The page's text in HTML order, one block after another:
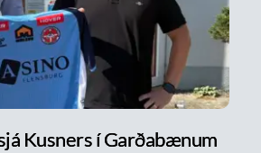
Kusners í Garðabænum